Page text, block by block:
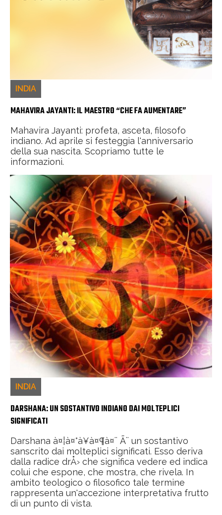
INDIA
MAHAVIRA JAYANTI: IL MAESTRO “CHE FA AUMENTARE”
Mahavira Jayanti: profeta, asceta, filosofo
indiano. Ad aprile si festeggia l'anniversario
della sua nascita. Scopriamo tutte le
informazioni.
INDIA
DARSHANA: UN SOSTANTIVO INDIANO DAI MOLTEPLICI
SIGNIFICATI
Darshana à¤¦à¤°à¥à¤¶à¤¨ Ã¨ un sostantivo
sanscrito dai molteplici significati. Esso deriva
dalla radice drÅ› che significa vedere ed indica
colui che espone, che mostra, che rivela. In
ambito teologico o filosofico tale termine
rappresenta un'accezione interpretativa frutto
di un punto di vista.